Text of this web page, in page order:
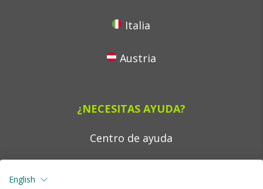
Italia
Austria
¿NECESITAS AYUDA?
Centro de ayuda
English